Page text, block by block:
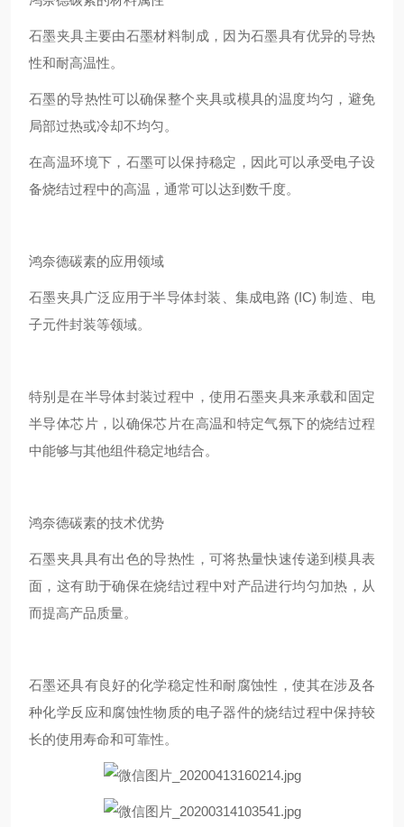
石墨夹具主要由石墨材料制成，因为石墨具有优异的导热
性和耐高温性。
石墨的导热性可以确保整个夹具或模具的温度均匀，避免
局部过热或冷却不均匀。
在高温环境下，石墨可以保持稳定，因此可以承受电子设
备烧结过程中的高温，通常可以达到数千度。
鸿奈德碳素的应用领域
石墨夹具广泛应用于半导体封装、集成电路 (IC) 制造、电
子元件封装等领域。
特别是在半导体封装过程中，使用石墨夹具来承载和固定
半导体芯片，以确保芯片在高温和特定气氛下的烧结过程
中能够与其他组件稳定地结合。
鸿奈德碳素的技术优势
石墨夹具具有出色的导热性，可将热量快速传递到模具表
面，这有助于确保在烧结过程中对产品进行均匀加热，从
而提高产品质量。
石墨还具有良好的化学稳定性和耐腐蚀性，使其在涉及各
种化学反应和腐蚀性物质的电子器件的烧结过程中保持较
长的使用寿命和可靠性。